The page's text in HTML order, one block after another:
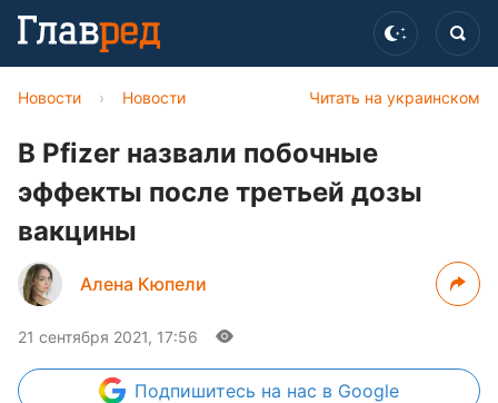
Читать на украинском
Новости › Новости
В Pfizer назвали побочные
эффекты после третьей дозы
вакцины
Алена Кюпели
21 сентября 2021, 17:56
Подпишитесь на нас в Google